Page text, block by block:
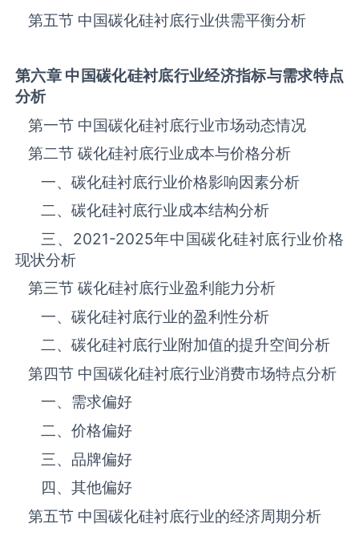
第五节 中国碳化硅衬底‌‌‌行业供需平衡分析
第六章 中国碳化硅衬底行业经济指标与需求特点
分析
第一节 中国碳化硅衬底‌‌‌行业市场动态情况
第二节 碳化硅衬底‌‌‌行业成本与价格分析
一、碳化硅衬底行业价格影响因素分析
二、碳化硅衬底行业成本结构分析
三、 2021-2025年中国碳化硅衬底‌‌‌行业价格
现状分析
第三节 碳化硅衬底‌‌‌行业盈利能力分析
一、碳化硅衬底‌‌‌行业的盈利性分析
二、碳化硅衬底‌‌‌行业附加值的提升空间分析
第四节 中国碳化硅衬底‌‌‌行业消费市场特点分析
一、需求偏好
二、价格偏好
三、品牌偏好
四、其他偏好
第五节 中国碳化硅衬底‌‌‌行业的经济周期分析